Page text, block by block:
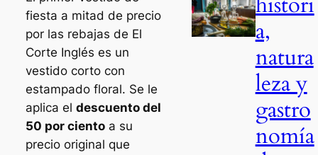
fiesta a mitad de precio
por las rebajas de El
Corte Inglés es un
vestido corto con
estampado floral. Se le
aplica el descuento del
50 por cientoa su
precio original que
a,
natura
leza y
gastro
nomía